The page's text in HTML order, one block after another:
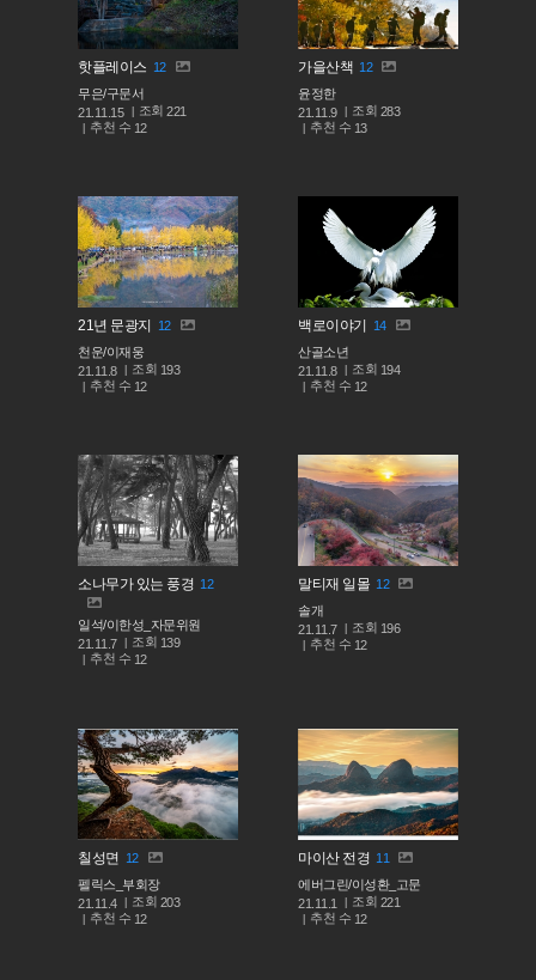
핫플레이스 12
무은/구문서
21.11.15
조회221
추천 수 12
가을산책 12
윤정한
21.11.9
조회 283
추천 수 13
21년 문광지
12
천운/이재웅
21.11.8
조회 193
추천 수 12
백로이야기
14
산골소년
21.11.8
조회 194
추천 수 12
소나무가 있는 풍경 12
일석/이한성_자문위원
21.11.7
조회 139
추천 수 12
말티재 일몰 12
솔개
21.11.7
조회 196
추천 수 12
칠성면
12
펠릭스_부회장
21.11.4
조회 203
추천 수 12
마이산 전경 11
에버그린/이성환_고문
21.11.1
조회 221
추천 수 12